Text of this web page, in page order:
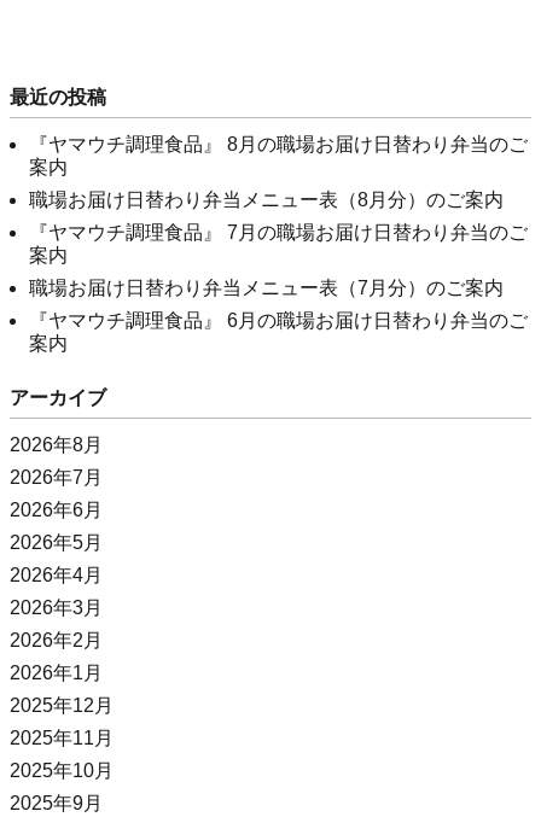
最近の投稿
『ヤマウチ調理食品』 8月の職場お届け日替わり弁当のご
案内
職場お届け日替わり弁当メニュー表（8月分）のご案内
『ヤマウチ調理食品』 7月の職場お届け日替わり弁当のご
案内
職場お届け日替わり弁当メニュー表（7月分）のご案内
『ヤマウチ調理食品』 6月の職場お届け日替わり弁当のご
案内
アーカイブ
2026年8月
2026年7月
2026年6月
2026年5月
2026年4月
2026年3月
2026年2月
2026年1月
2025年12月
2025年11月
2025年10月
2025年9月